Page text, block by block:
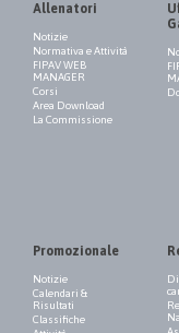
Allenatori
Notizie
Normativa e Attività
FIPAV WEB
MANAGER
Corsi
Area Download
La Commissione
Promozionale
Notizie
Calendari &
Risultati
Classifiche